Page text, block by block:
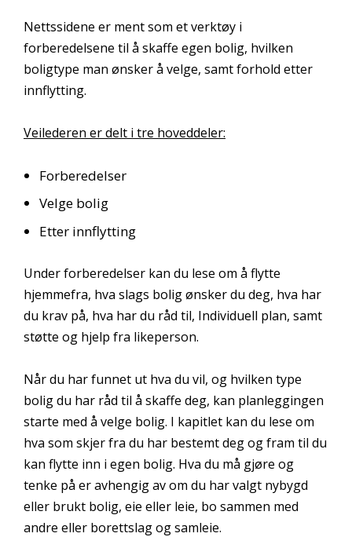
Nettssidene er ment som et verktøy i
forberedelsene til å skaffe egen bolig, hvilken
boligtype man ønsker å velge, samt forhold etter
innflytting.
Veilederen er delt i tre hoveddeler:
Forberedelser
Velge bolig
Etter innflytting
Under forberedelser kan du lese om å flytte
hjemmefra, hva slags bolig ønsker du deg, hva har
du krav på, hva har du råd til, Individuell plan, samt
støtte og hjelp fra likeperson.
Når du har funnet ut hva du vil, og hvilken type
bolig du har råd til å skaffe deg, kan planleggingen
starte med å velge bolig. I kapitlet kan du lese om
hva som skjer fra du har bestemt deg og fram til du
kan flytte inn i egen bolig. Hva du må gjøre og
tenke på er avhengig av om du har valgt nybygd
eller brukt bolig, eie eller leie, bo sammen med
andre eller borettslag og samleie.